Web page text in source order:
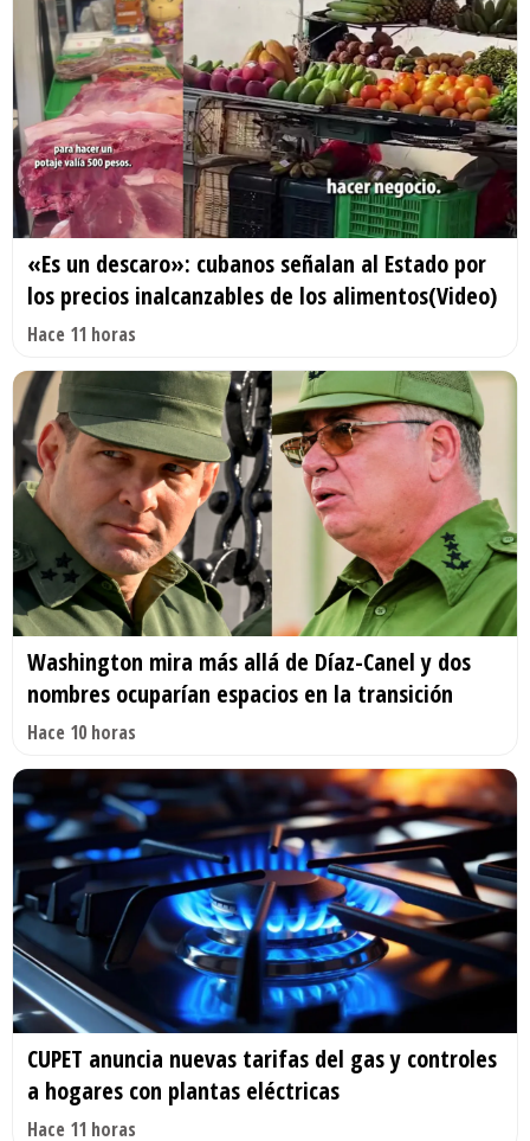
«Es un descaro»: cubanos señalan al Estado por
los precios inalcanzables de los alimentos(Video)
Hace 11 horas
Washington mira más allá de Díaz-Canel y dos
nombres ocuparían espacios en la transición
Hace 10 horas
CUPET anuncia nuevas tarifas del gas y controles
a hogares con plantas eléctricas
Hace 11 horas